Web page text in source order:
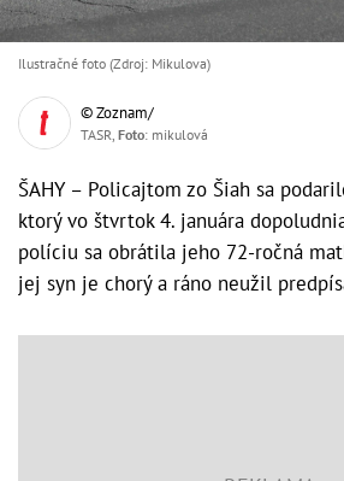
Ilustračné foto (Zdroj: Mikulova)
© Zoznam/
TASR, Foto: mikulová
ŠAHY – Policajtom zo Šiah sa
ktorý vo štvrtok 4. januára
políciu sa obrátila jeho 72-ročná
jej syn je chorý a ráno neužil